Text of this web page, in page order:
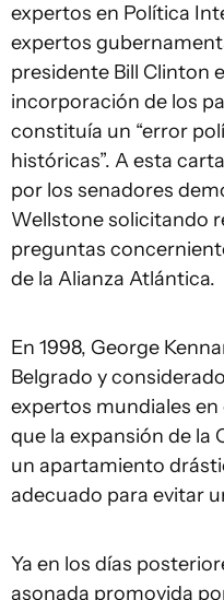
expertos en Política
expertos
presidente Bill Clinton
incorporación de los
constituía un “error
históricas”. A esta
por los senadores
Wellstone solicitando
preguntas
de la Alianza Atlántica.
En 1998, George
Belgrado y
expertos mundiales
que la expansión de la
un apartamiento
adecuado para evitar
Ya en los días
asonada promovida